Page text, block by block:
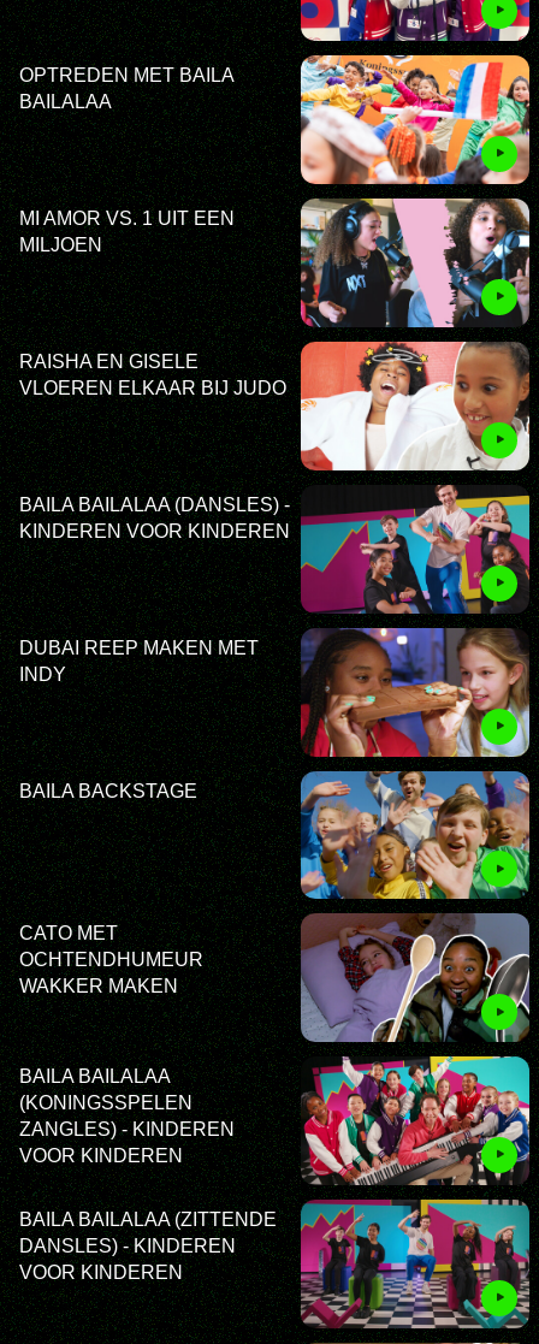
OPTREDEN MET BAILA
BAILALAA
MI AMOR VS. 1 UIT EEN
MILJOEN
RAISHA EN GISELE
VLOEREN ELKAAR BIJ JUDO
BAILA BAILALAA (DANSLES) -
KINDEREN VOOR KINDEREN
DUBAI REEP MAKEN MET
INDY
BAILA BACKSTAGE
CATO MET
OCHTENDHUMEUR
WAKKER MAKEN
BAILA BAILALAA
(KONINGSSPELEN
ZANGLES) - KINDEREN
VOOR KINDEREN
BAILA BAILALAA (ZITTENDE
DANSLES) - KINDEREN
VOOR KINDEREN